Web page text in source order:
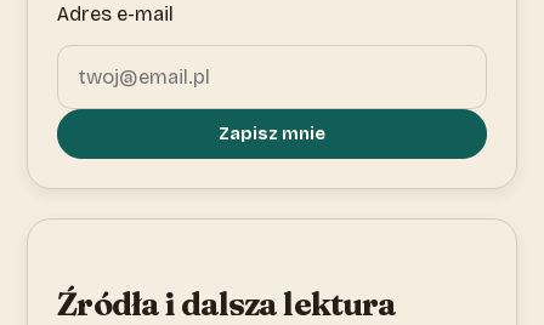
Adres e-mail
Zapisz mnie
Źródła i dalsza lektura